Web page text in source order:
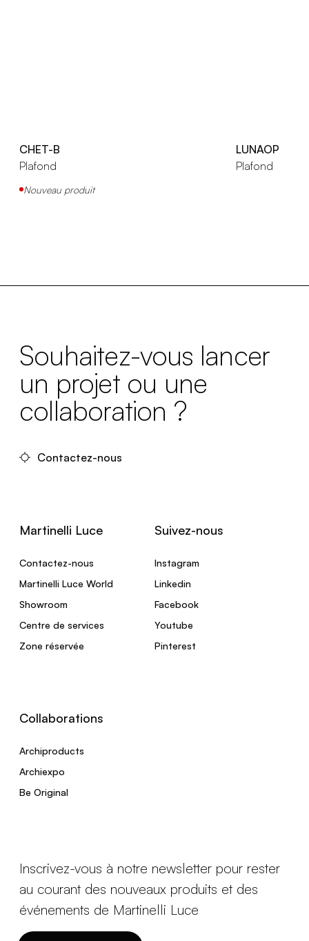
CHET-B
Plafond
Nouveau produit
LUNAOP
Plafond
Souhaitez-vous lancer
un projet ou une
collaboration ?
Contactez-nous
Martinelli Luce
Contactez-nous
Martinelli Luce World
Showroom
Centre de services
Zone réservée
Suivez-nous
Instagram
Linkedin
Facebook
Youtube
Pinterest
Collaborations
Archiproducts
Archiexpo
Be Original
Inscrivez-vous à notre newsletter pour rester
au courant des nouveaux produits et des
événements de Martinelli Luce